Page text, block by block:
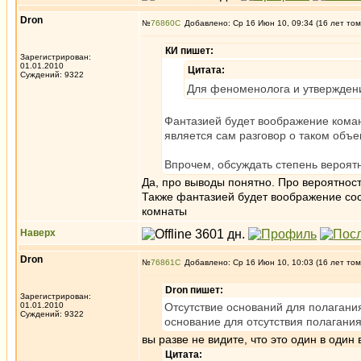
Dron
Зарегистрирован:
01.01.2010
Суждений: 9322
№76860 Добавлено: Ср 16 Июн 10, 09:34 (16 лет
КИ пишет:
Цитата:
Для феноменолога и
Фантазией будет воображение
является сам разговор о таком
Впрочем, обсуждать степень
Да, про выводы понятно. Про
Также фантазией будет воображение
комнаты
Наверх
Dron
Зарегистрирован:
01.01.2010
Суждений: 9322
№76861 Добавлено: Ср 16 Июн 10, 10:03 (16 лет
Dron пишет:
Отсутствие оснований для
основание для отсутствия
вы разве не видите, что это один в
Цитата: